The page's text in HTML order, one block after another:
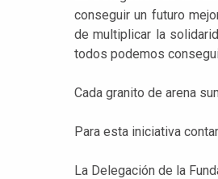
conseguir un futuro
de multiplicar la
todos podemos
Cada granito de arena
Para esta iniciativa
La Delegación de la